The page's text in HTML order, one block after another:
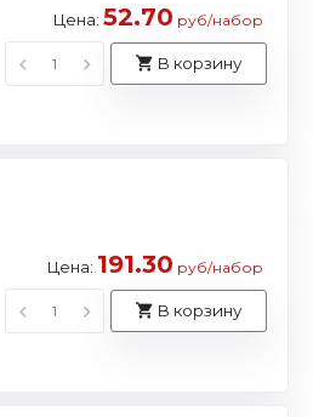
Цена: 52.70 руб/набор
В корзину
Цена: 191.30 руб/набор
В корзину